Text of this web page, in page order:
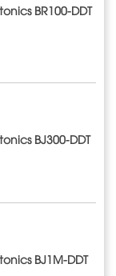
BR100-DDT
BJ300-DDT
BJ1M-DDT